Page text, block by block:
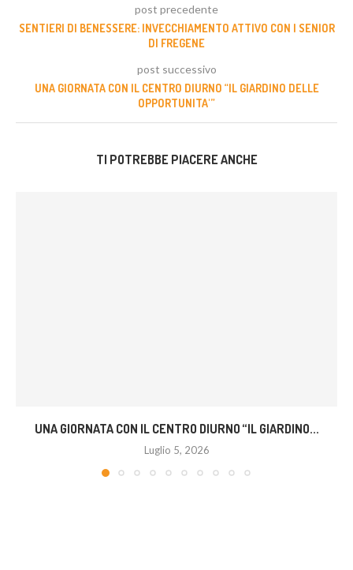
post precedente
SENTIERI DI BENESSERE: INVECCHIAMENTO ATTIVO CON I SENIOR
DI FREGENE
post successivo
UNA GIORNATA CON IL CENTRO DIURNO “IL GIARDINO DELLE
OPPORTUNITA'”
TI POTREBBE PIACERE ANCHE
UNA GIORNATA CON IL CENTRO DIURNO “IL GIARDINO...
Luglio 5, 2026